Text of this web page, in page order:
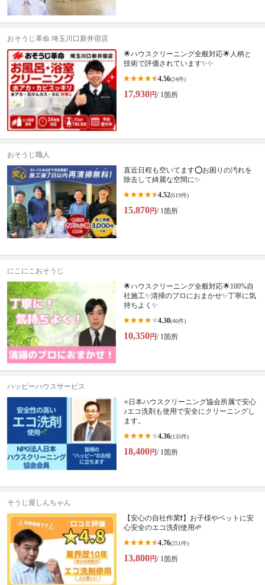
おそうじ革命 埼玉川口新井宿店
🌟ハウスクリーニング全般対応🌟人柄と
技術で評価されています✨✨
4.56(24件)
17,930円/ 1箇所
おそうじ職人
直近日程も空いてます⭕️お困りの汚れを
除去して綺麗な空間に✨
4.52(619件)
15,870円/ 1箇所
にこにこおそうじ
🌟ハウスクリーニング全般対応🌟100%自
社施工✨清掃のプロにおまかせ✨丁寧に気
持ちよく✨
4.30(46件)
10,350円/ 1箇所
ハッピーハウスサービス
⭐️日本ハウスクリーニング協会所属で安心
♪エコ洗剤も使用で安全にクリーニングし
ます。
4.36(135件)
18,400円/ 1箇所
そうじ屋しんちゃん
【安心の自社作業❗️】お子様やペットに安
心安全のエコ洗剤使用🌱
4.76(251件)
13,800円/ 1箇所